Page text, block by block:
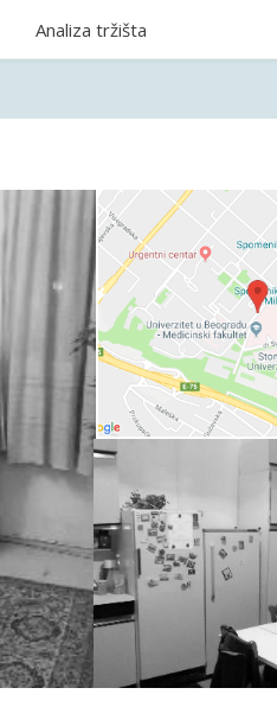
Analiza tržišta